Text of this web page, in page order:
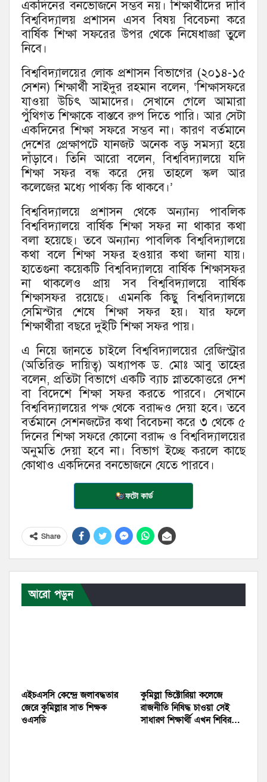
একদিনের বনভোজনে সম্ভব নয়। শিক্ষার্থীদের দাবি
বিশ্ববিদ্যালয় প্রশাসন এসব বিষয় বিবেচনা করে
বার্ষিক শিক্ষা সফরের উপর থেকে নিষেধাজ্ঞা তুলে
নিবে।
বিশ্ববিদ্যালয়ের লোক প্রশাসন বিভাগের (২০১৪-১৫
সেশন) শিক্ষার্থী সাইদুর রহমান বলেন, ‘শিক্ষাসফরে
যাওয়া উচিৎ আমাদের। সেখানে গেলে আমারা
পুঁথিগত শিক্ষাকে বাস্তবে রুপ দিতে পারি। আর সেটা
একদিনের শিক্ষা সফরে সম্ভব না। কারণ বর্তমানে
দেশের প্রেক্ষাপটে যানজট অনেক বড় সমস্যা হয়ে
দাঁড়াবে। তিনি আরো বলেন, বিশ্ববিদ্যালয়ে যদি
শিক্ষা সফর বন্ধ করে দেয় তাহলে স্কল আর
কলেজের মধ্যে পার্থক্য কি থাকবে।’
বিশ্ববিদ্যালয়ে প্রশাসন থেকে অন্যান্য পাবলিক
বিশ্ববিদ্যালয়ে বার্ষিক শিক্ষা সফর না থাকার কথা
বলা হয়েছে। তবে অন্যান্য পাবলিক বিশ্ববিদ্যালয়ে
কথা বলে শিক্ষা সফর হওয়ার কথা জানা যায়।
হাতেগুনা কয়েকটি বিশ্ববিদ্যালয়ে বার্ষিক শিক্ষাসফর
না থাকলেও প্রায় সব বিশ্ববিদ্যালয়ে বার্ষিক
শিক্ষাসফর রয়েছে। এমনকি কিছু বিশ্ববিদ্যালয়ে
সেমিস্টার শেষে শিক্ষা সফর হয়। যার ফলে
শিক্ষার্থীরা বছরে দুইটি শিক্ষা সফর পায়।
এ নিয়ে জানতে চাইলে বিশ্ববিদ্যালয়ের রেজিস্ট্রার
(অতিরিক্ত দায়িত্ব) অধ্যাপক ড. মোঃ আবু তাহের
বলেন, প্রতিটা বিভাগে একটি ব্যাচ স্নাতকোত্তরে দেশ
বা বিদেশে শিক্ষা সফর করতে পারবে। সেখানে
বিশ্ববিদ্যালয়ের পক্ষ থেকে বরাদ্দও দেয়া হবে। তবে
বর্তমানে সেশনজটের কথা বিবেচনা করে ৩ থেকে ৫
দিনের শিক্ষা সফরে কোনো বরাদ্দ ও বিশ্ববিদ্যালয়ের
অনুমতি দেয়া হবে না। বিভাগ ইচ্ছে করলে কাছে
কোথাও একদিনের বনভোজনে যেতে পারবে।
ফটো কার্ড
Share
আরো পড়ুন
এইচএসসি কেন্দ্রে জলাবদ্ধতার
জেরে কুমিল্লার সাত শিক্ষক
ওএসডি
কুমিল্লা ভিক্টোরিয়া কলেজে
রাজনীতি নিষিদ্ধ চাওয়া সেই
সাধারণ শিক্ষার্থী এখন শিবির…